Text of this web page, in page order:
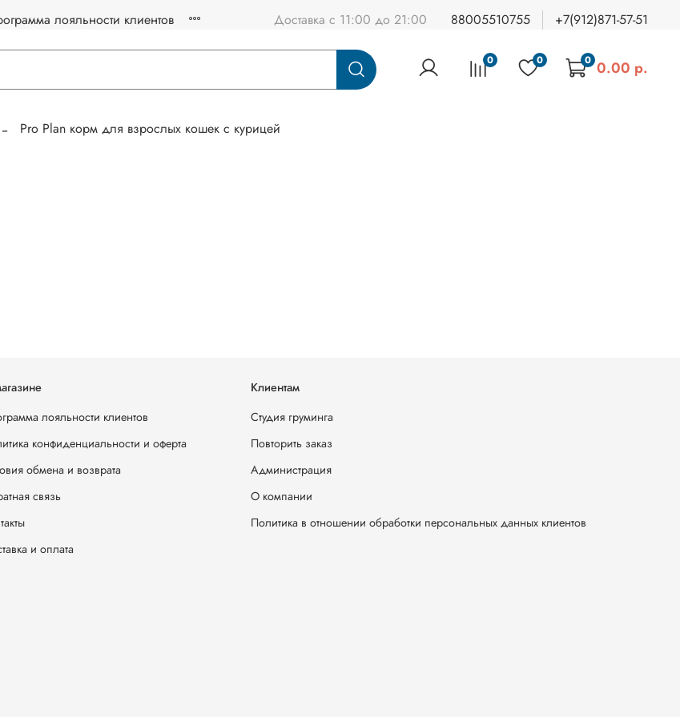
лояльности клиентов Доставка с 11:00 до 21:00 88005510755 +7(912)871-57-51
0 0 0 0.00 р.
Pro Plan корм для взрослых кошек с курицей
лояльности клиентов
конфиденциальности и оферта
обмена и возврата
связь
и оплата
Клиентам
Студия груминга
Повторить заказ
Администрация
О компании
Политика в отношении обработки персональных данных клиентов